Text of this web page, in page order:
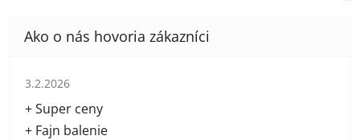
Hodnotenie obchodu je 5 z 5 hviezdičiek.
3.2.2026
+ Super ceny
+ Fajn balenie